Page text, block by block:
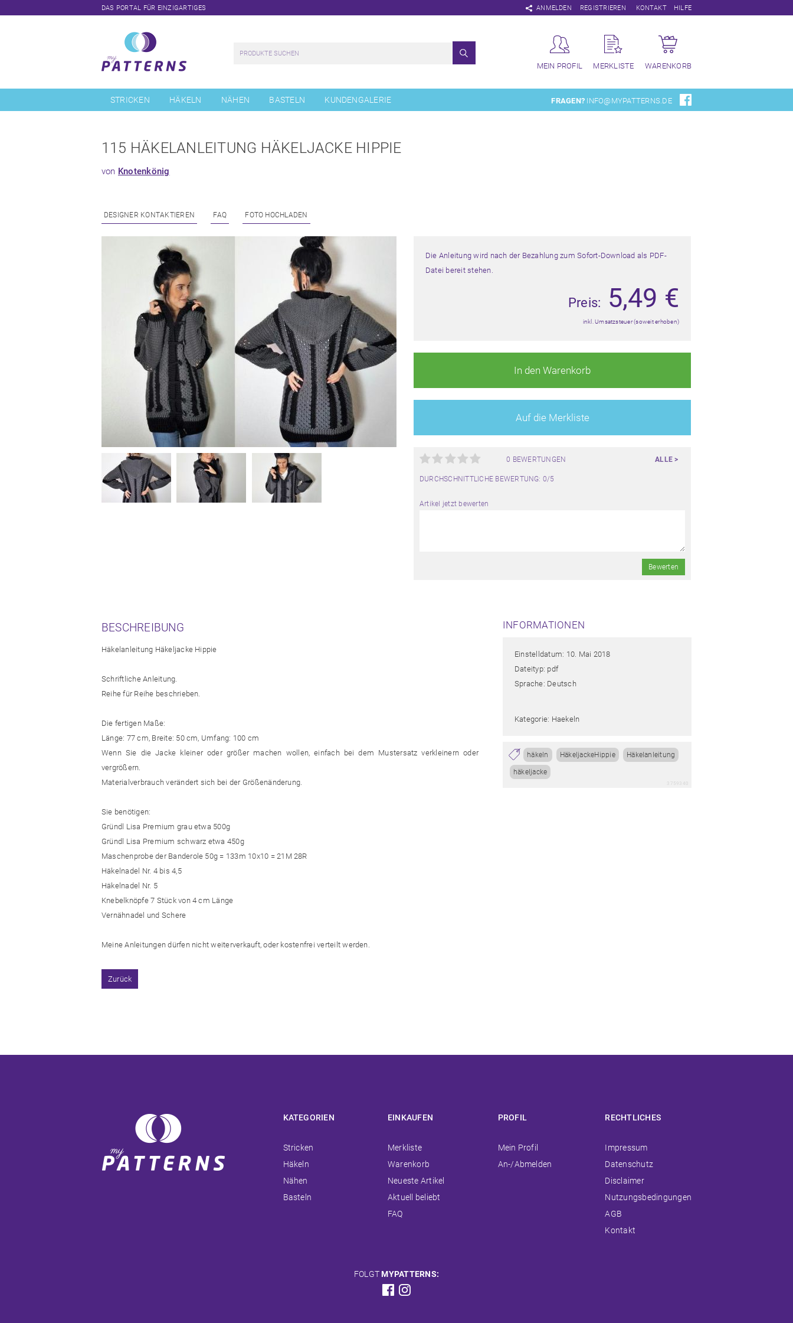
DAS PORTAL FÜR EINZIGARTIGES ANMELDEN
Navigation
überspringen
REGISTRIEREN KONTAKT HILFE
MEIN PROFIL MERKLISTE WARENKORB
überspringen
STRICKEN HÄKELN NÄHEN BASTELN KUNDENGALERIE FRAGEN? INFO@MYPATTERNS.DE
115 HÄKELANLEITUNG HÄKELJACKE HIPPIE
von Knotenkönig
DESIGNER KONTAKTIEREN FAQ FOTO HOCHLADEN
Die Anleitung wird nach der Bezahlung zum Sofort-Download als PDF-
Datei bereit stehen.
Preis: 5,49 €
inkl. Umsatzsteuer (soweit erhoben)
In den Warenkorb
Auf die Merkliste
0 BEWERTUNGEN ALLE >
DURCHSCHNITTLICHE BEWERTUNG: 0/5
Artikel jetzt bewerten
Bewerten
BESCHREIBUNG
Häkelanleitung Häkeljacke Hippie
Schriftliche Anleitung.
Reihe für Reihe beschrieben.
Die fertigen Maße:
Länge: 77 cm, Breite: 50 cm, Umfang: 100 cm
Wenn Sie die Jacke kleiner oder größer machen wollen, einfach bei dem Mustersatz verkleinern oder
vergrößern.
Materialverbrauch verändert sich bei der Größenänderung.
Sie benötigen:
Gründl Lisa Premium grau etwa 500g
Gründl Lisa Premium schwarz etwa 450g
Maschenprobe der Banderole 50g = 133m 10x10 = 21M 28R
Häkelnadel Nr. 4 bis 4,5
Häkelnadel Nr. 5
Knebelknöpfe 7 Stück von 4 cm Länge
Vernähnadel und Schere
Meine Anleitungen dürfen nicht weiterverkauft, oder kostenfrei verteilt werden.
INFORMATIONEN
Einstelldatum: 10. Mai 2018
Dateityp: pdf
Sprache: Deutsch
Kategorie: Haekeln
häkeln HäkeljackeHippie Häkelanleitung
häkeljacke
Zurück
KATEGORIEN
Navigation
überspringen
Stricken
Häkeln
Nähen
Basteln
EINKAUFEN
Navigation
überspringen
Merkliste
Warenkorb
Neueste Artikel
Aktuell beliebt
FAQ
PROFIL
Navigation
überspringen
Mein Profil
An-/Abmelden
RECHTLICHES
Navigation
überspringen
Impressum
Datenschutz
Disclaimer
Nutzungsbedingungen
AGB
Kontakt
FOLGT MYPATTERNS: